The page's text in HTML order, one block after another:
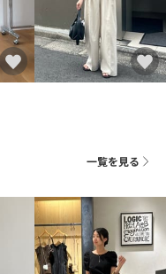
一覧を見る